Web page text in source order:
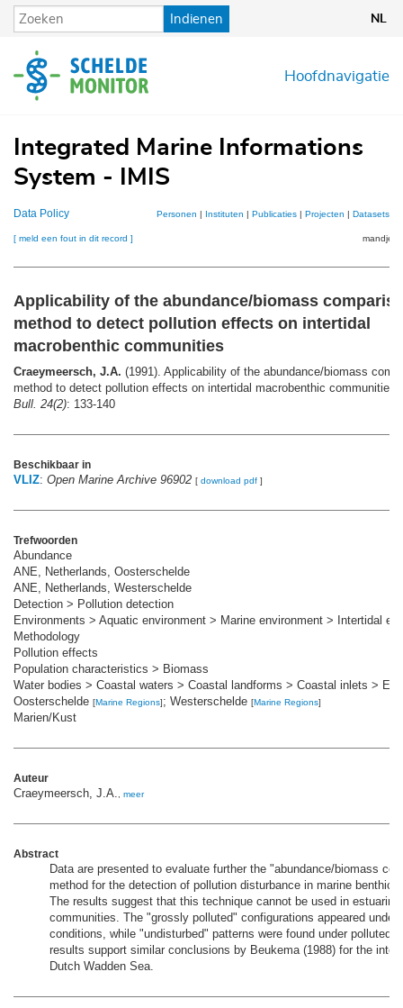
Overslaan
en
de
inhoud
Indienen NL
Hoofdnavigatie
Integrated Marine Informations
System - IMIS
Data Policy Personen | Instituten | Publicaties | Projecten | Datasets
[ meld een fout in dit record ] mandje
Applicability of the abundance/biomass
method to detect pollution effects on intertidal
macrobenthic communities
Craeymeersch, J.A. (1991). Applicability of the abundance/biomass
method to detect pollution effects on intertidal macrobenthic communities.
Bull. 24(2): 133-140
Beschikbaar in
VLIZ: Open Marine Archive 96902 [ download pdf ]
Trefwoorden
Abundance
ANE, Netherlands, Oosterschelde
ANE, Netherlands, Westerschelde
Detection > Pollution detection
Environments > Aquatic environment > Marine environment > Intertidal
Methodology
Pollution effects
Population characteristics > Biomass
Water bodies > Coastal waters > Coastal landforms > Coastal inlets >
Oosterschelde [Marine Regions]; Westerschelde [Marine Regions]
Marien/Kust
Auteur
Craeymeersch, J.A. meer
Abstract
Data are presented to evaluate further the "abundance/biomass
method for the detection of pollution disturbance in marine benthic
The results suggest that this technique cannot be used in
communities. The "grossly polluted" configurations appeared under
conditions, while "undisturbed" patterns were found under polluted
results support similar conclusions by Beukema (1988) for the
Dutch Wadden Sea.